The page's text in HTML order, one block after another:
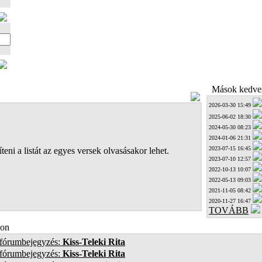
a listát az egyes versek olvasásakor lehet.
Mások
2026-03-30 15:49
2025-06-02 18:30
2024-05-30 08:23
2024-01-06 21:31
2023-07-15 16:45
2023-07-10 12:57
2022-10-13 10:07
2022-05-13 09:03
2021-11-05 08:42
2020-11-27 16:47
TOVÁBB
Kiss-Teleki Rita
Kiss-Teleki Rita